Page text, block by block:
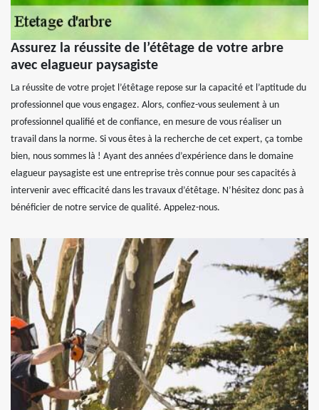
Assurez la réussite de l’étêtage de votre arbre
avec elagueur paysagiste
La réussite de votre projet l’étêtage repose sur la capacité et l’aptitude du
professionnel que vous engagez. Alors, confiez-vous seulement à un
professionnel qualifié et de confiance, en mesure de vous réaliser un
travail dans la norme. Si vous êtes à la recherche de cet expert, ça tombe
bien, nous sommes là ! Ayant des années d’expérience dans le domaine
elagueur paysagiste est une entreprise très connue pour ses capacités à
intervenir avec efficacité dans les travaux d’étêtage. N’hésitez donc pas à
bénéficier de notre service de qualité. Appelez-nous.